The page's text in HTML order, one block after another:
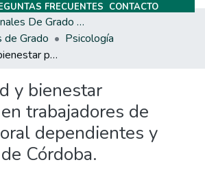
FRECUENTES CONTACTO
Trabajos Finales De Grado Y Posgrado
de Grado
Psicología
Inestabilidad y bienestar psicológico en trabajadores de relación laboral dependientes y autónomos de Córdoba.
y bienestar
trabajadores de
dependientes y
Córdoba.